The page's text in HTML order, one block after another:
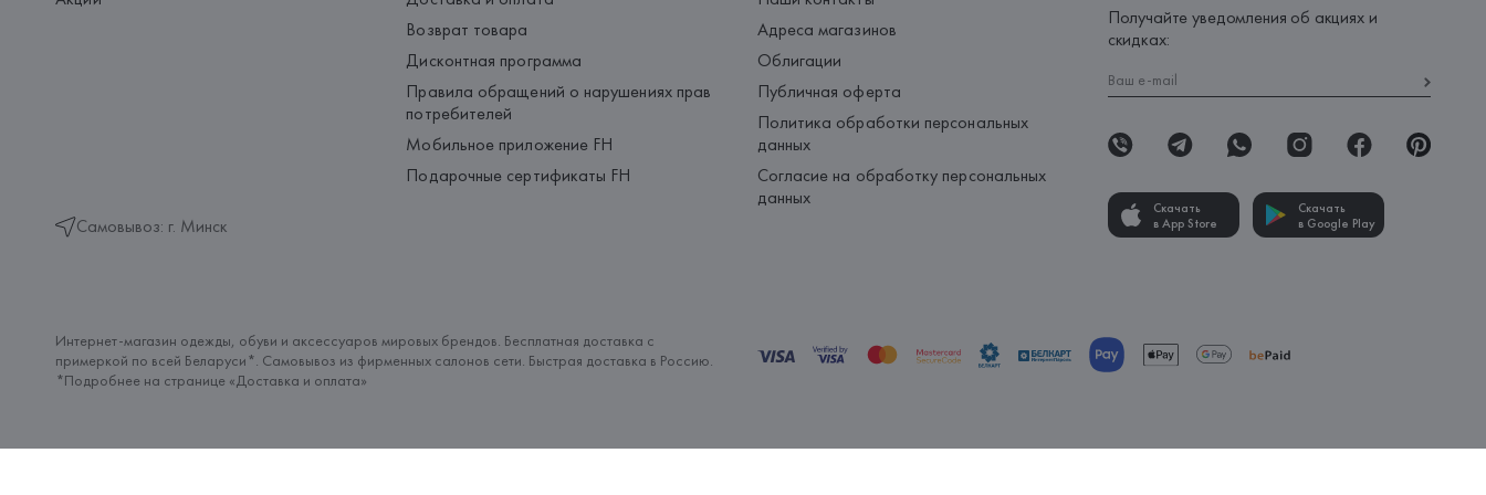
Самовывоз: г. Минск
Возврат товара
Дисконтная программа
Правила обращений о нарушениях прав
потребителей
Мобильное приложение FH
Подарочные сертификаты FH
Адреса магазинов
Облигации
Публичная оферта
Политика обработки персональных
данных
Согласие на обработку персональных
данных
Получайте уведомления об акциях и
скидках:
Скачать
в App Store
Скачать
в Google Play
Интернет-магазин одежды, обуви и аксессуаров мировых брендов. Бесплатная доставка с
примеркой по всей Беларуси*. Самовывоз из фирменных салонов сети. Быстрая доставка в Россию.
*Подробнее на странице «Доставка и оплата»